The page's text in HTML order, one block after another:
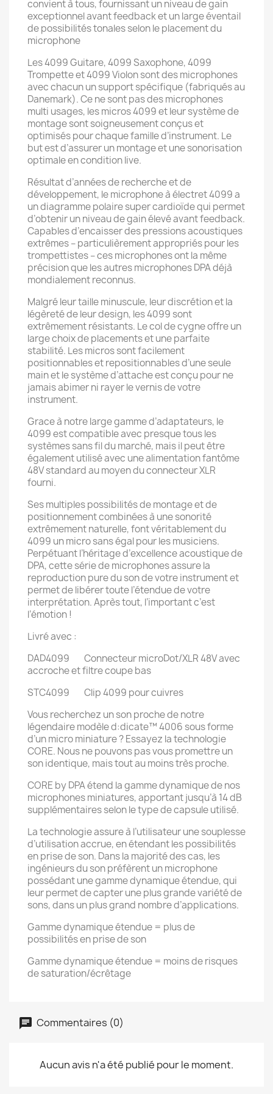
convient à tous, fournissant un niveau de gain
exceptionnel avant feedback et un large éventail
de possibilités tonales selon le placement du
microphone
Les 4099 Guitare, 4099 Saxophone, 4099
Trompette et 4099 Violon sont des microphones
avec chacun un support spécifique (fabriqués au
Danemark). Ce ne sont pas des microphones
multi usages, les micros 4099 et leur système de
montage sont soigneusement conçus et
optimisés pour chaque famille d’instrument. Le
but est d’assurer un montage et une sonorisation
optimale en condition live.
Résultat d’années de recherche et de
développement, le microphone à électret 4099 a
un diagramme polaire super cardioïde qui permet
d’obtenir un niveau de gain élevé avant feedback.
Capables d’encaisser des pressions acoustiques
extrêmes – particulièrement appropriés pour les
trompettistes – ces microphones ont la même
précision que les autres microphones DPA déjà
mondialement reconnus.
Malgré leur taille minuscule, leur discrétion et la
légèreté de leur design, les 4099 sont
extrêmement résistants. Le col de cygne offre un
large choix de placements et une parfaite
stabilité. Les micros sont facilement
positionnables et repositionnables d’une seule
main et le système d’attache est conçu pour ne
jamais abimer ni rayer le vernis de votre
instrument.
Grace à notre large gamme d’adaptateurs, le
4099 est compatible avec presque tous les
systèmes sans fil du marché, mais il peut être
également utilisé avec une alimentation fantôme
48V standard au moyen du connecteur XLR
fourni.
Ses multiples possibilités de montage et de
positionnement combinées à une sonorité
extrêmement naturelle, font véritablement du
4099 un micro sans égal pour les musiciens.
Perpétuant l’héritage d’excellence acoustique de
DPA, cette série de microphones assure la
reproduction pure du son de votre instrument et
permet de libérer toute l’étendue de votre
interprétation. Après tout, l’important c’est
l’émotion !
Livré avec :
DAD4099 Connecteur microDot/XLR 48V avec
accroche et filtre coupe bas
STC4099 Clip 4099 pour cuivres
Vous recherchez un son proche de notre
légendaire modèle d:dicate™ 4006 sous forme
d’un micro miniature ? Essayez la technologie
CORE. Nous ne pouvons pas vous promettre un
son identique, mais tout au moins très proche.
CORE by DPA étend la gamme dynamique de nos
microphones miniatures, apportant jusqu’à 14 dB
supplémentaires selon le type de capsule utilisé.
La technologie assure à l’utilisateur une souplesse
d’utilisation accrue, en étendant les possibilités
en prise de son. Dans la majorité des cas, les
ingénieurs du son préfèrent un microphone
possédant une gamme dynamique étendue, qui
leur permet de capter une plus grande variété de
sons, dans un plus grand nombre d’applications.
Gamme dynamique étendue = plus de
possibilités en prise de son
Gamme dynamique étendue = moins de risques
de saturation/écrêtage
Commentaires (0)
Aucun avis n'a été publié pour le moment.